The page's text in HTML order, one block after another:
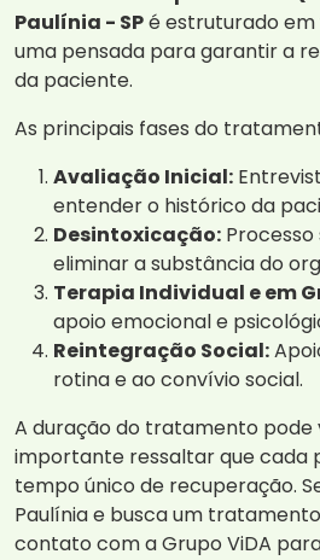
Paulínia - SPé estruturado
uma pensada para garantir a
da paciente.
As principais fases do
Avaliação Inicial:
entender o histórico da
Desintoxicação:
eliminar a substância do
Terapia Individual e em
apoio emocional e
Reintegração Social:
rotina e ao convívio social.
A duração do tratamento pode
importante ressaltar que cada
tempo único de recuperação.
Paulínia e busca um
contato com a Grupo ViDA